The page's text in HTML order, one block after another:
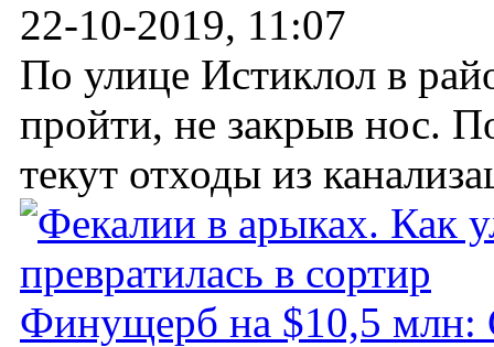
22-10-2019, 11:07
По улице Истиклол в
пройти, не закрыв нос.
текут отходы из
Финущерб на $10,5 млн: